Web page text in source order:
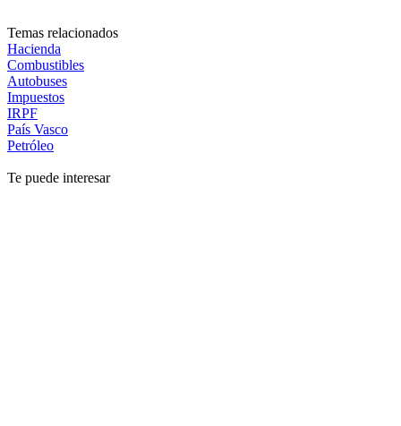
Temas relacionados
Hacienda
Combustibles
Autobuses
Impuestos
IRPF
País Vasco
Petróleo
Te puede interesar